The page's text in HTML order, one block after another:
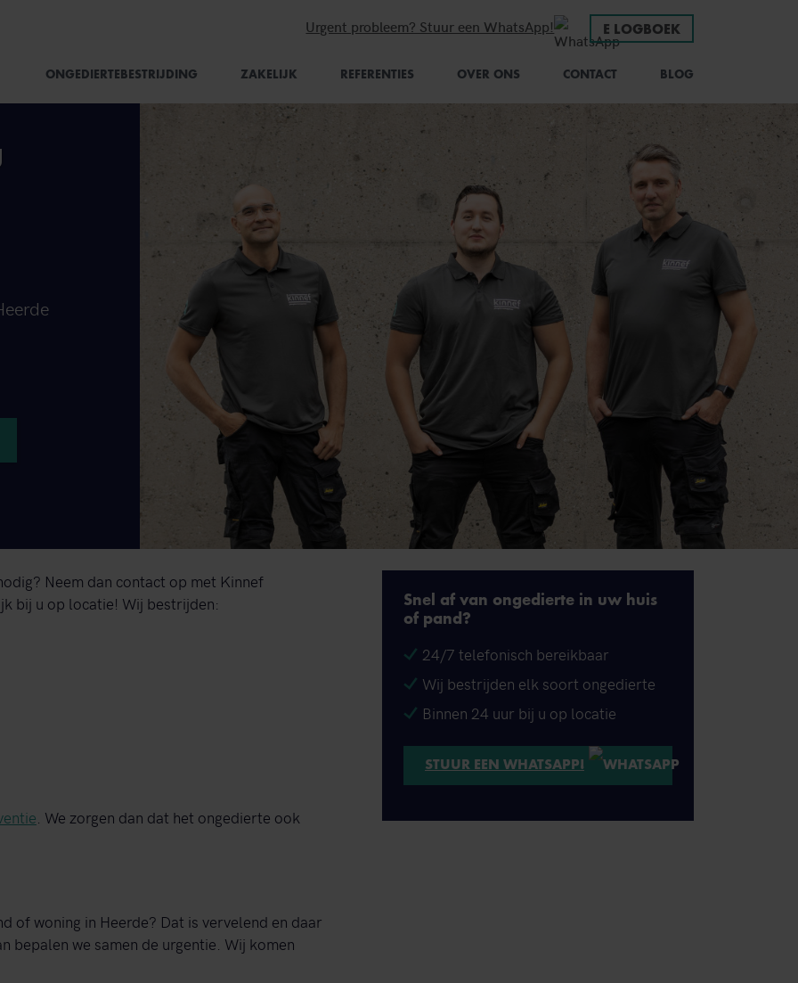
Urgent probleem? Stuur een WhatsApp! E LOGBOEK
ONGEDIERTEBESTRIJDING ZAKELIJK REFERENTIES OVER ONS CONTACT BLOG
Neem dan contact op met Kinnef
bij u op locatie! Wij bestrijden:
. We zorgen dan dat het ongedierte ook
of woning in Heerde? Dat is vervelend en daar
bepalen we samen de urgentie. Wij komen
Snel af van ongedierte in uw huis
of pand?
24/7 telefonisch bereikbaar
Wij bestrijden elk soort ongedierte
Binnen 24 uur bij u op locatie
STUUR EEN WHATSAPP!